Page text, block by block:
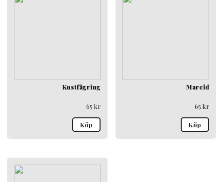
Kustfägring
65 kr
Köp
Mareld
65 kr
Köp